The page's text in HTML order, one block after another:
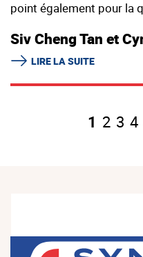
point également pour la
Siv Cheng Tan et
LIRE LA SUITE
1 2 3 4